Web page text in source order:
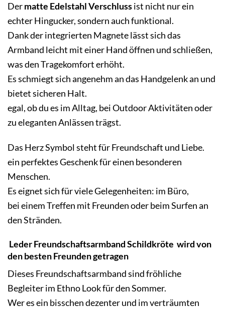
Dermatte Edelstahl Verschlussist nicht nur ein
echter Hingucker, sondern auch funktional.
Dank der integrierten Magnete lässt sich das
Armband leicht mit einer Hand öffnen und schließen,
was den Tragekomfort erhöht.
Es schmiegt sich angenehm an das Handgelenk an und
bietet sicheren Halt.
egal, ob du es im Alltag, bei Outdoor Aktivitäten oder
zu eleganten Anlässen trägst.
Das Herz Symbol steht für Freundschaft und Liebe.
ein perfektes Geschenk für einen besonderen
Menschen.
Es eignet sich für viele Gelegenheiten: im Büro,
bei einem Treffen mit Freunden oder beim Surfen an
den Stränden.
Leder Freundschaftsarmband Schildkröte wird von
den besten Freunden getragen
Dieses Freundschaftsarmband sind fröhliche
Begleiter im Ethno Look für den Sommer.
Wer es ein bisschen dezenter und im verträumten